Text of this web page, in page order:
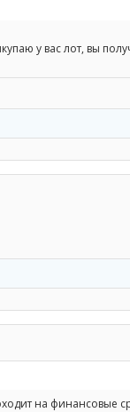
у вас лот, вы
на финансовые